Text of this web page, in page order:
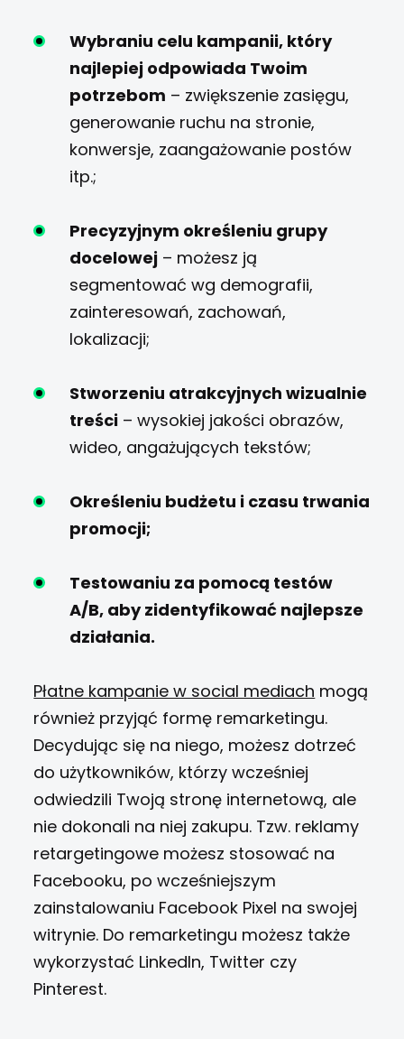
Wybraniu celu kampanii, który
najlepiej odpowiada Twoim
potrzebom – zwiększenie zasięgu,
generowanie ruchu na stronie,
konwersje, zaangażowanie postów
itp.;
Precyzyjnym określeniu grupy
docelowej – możesz ją
segmentować wg demografii,
zainteresowań, zachowań,
lokalizacji;
Stworzeniu atrakcyjnych wizualnie
treści – wysokiej jakości obrazów,
wideo, angażujących tekstów;
Określeniu budżetu i czasu trwania
promocji;
Testowaniu za pomocą testów
A/B, aby zidentyfikować najlepsze
działania.
Płatne kampanie w social mediach mogą
również przyjąć formę remarketingu.
Decydując się na niego, możesz dotrzeć
do użytkowników, którzy wcześniej
odwiedzili Twoją stronę internetową, ale
nie dokonali na niej zakupu. Tzw. reklamy
retargetingowe możesz stosować na
Facebooku, po wcześniejszym
zainstalowaniu Facebook Pixel na swojej
witrynie. Do remarketingu możesz także
wykorzystać LinkedIn, Twitter czy
Pinterest.